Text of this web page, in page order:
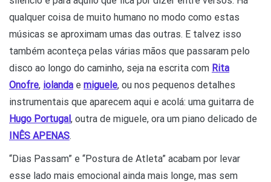
qualquer coisa de muito humano no modo como estas
músicas se aproximam umas das outras. E talvez isso
também aconteça pelas várias mãos que passaram pelo
disco ao longo do caminho, seja na escrita com Rita
Onofre, iolanda e miguele, ou nos pequenos detalhes
instrumentais que aparecem aqui e acolá: uma guitarra de
Hugo Portugal, outra de miguele, ora um piano delicado de
INÊS APENAS.
“Dias Passam” e “Postura de Atleta” acabam por levar
esse lado mais emocional ainda mais longe, mas sem